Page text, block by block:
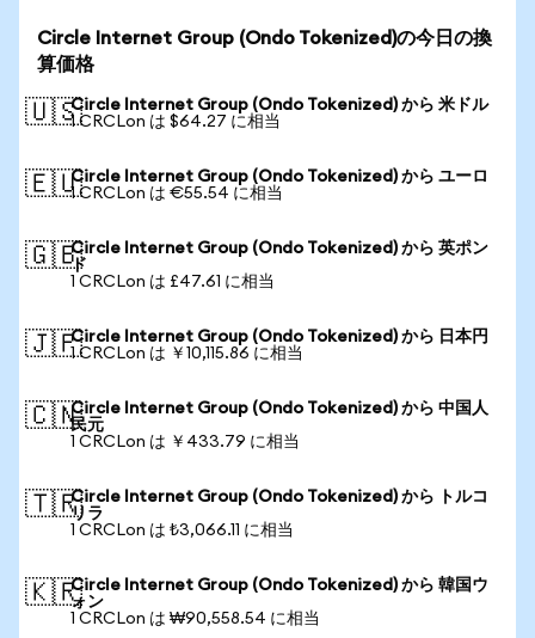
Circle Internet Group (Ondo Tokenized)の今日の換
算価格
🇺🇸Circle Internet Group (Ondo Tokenized) から 米ドル
1 CRCLon は $64.27 に相当
🇪🇺Circle Internet Group (Ondo Tokenized) から ユーロ
1 CRCLon は €55.54 に相当
🇬🇧Circle Internet Group (Ondo Tokenized) から 英ポン
ド
1 CRCLon は £47.61 に相当
🇯🇵Circle Internet Group (Ondo Tokenized) から 日本円
1 CRCLon は ￥10,115.86 に相当
🇨🇳Circle Internet Group (Ondo Tokenized) から 中国人
民元
1 CRCLon は ￥433.79 に相当
🇹🇷Circle Internet Group (Ondo Tokenized) から トルコ
リラ
1 CRCLon は ₺3,066.11 に相当
🇰🇷Circle Internet Group (Ondo Tokenized) から 韓国ウ
ォン
1 CRCLon は ₩90,558.54 に相当